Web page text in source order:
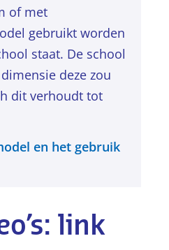
of met
gebruikt worden
staat. De school
deze zou
dit verhoudt tot
en het gebruik
link